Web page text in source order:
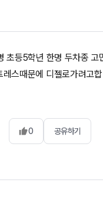
초등5학년 한명 두차종 고
스때문에 디젤로가려고
0 공유하기